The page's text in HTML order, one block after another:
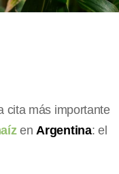
cita más importante
en Argentina: el